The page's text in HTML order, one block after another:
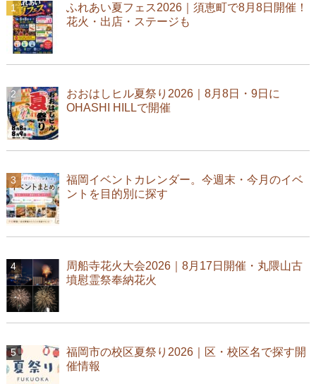
ふれあい夏フェス2026｜須恵町で8月8日開催！
花火・出店・ステージも
おおはしヒル夏祭り2026｜8月8日・9日に
OHASHI HILLで開催
福岡イベントカレンダー。今週末・今月のイベ
ントを目的別に探す
周船寺花火大会2026｜8月17日開催・丸隈山古
墳慰霊祭奉納花火
福岡市の校区夏祭り2026｜区・校区名で探す開
催情報